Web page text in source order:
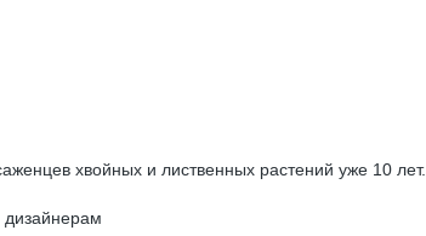
хвойных и лиственных растений уже 10 лет.